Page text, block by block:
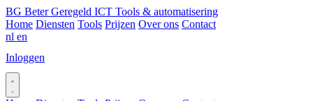
BG Beter Geregeld ICT Tools & automatisering
Home Diensten Tools Prijzen Over ons Contact
nl en
Inloggen